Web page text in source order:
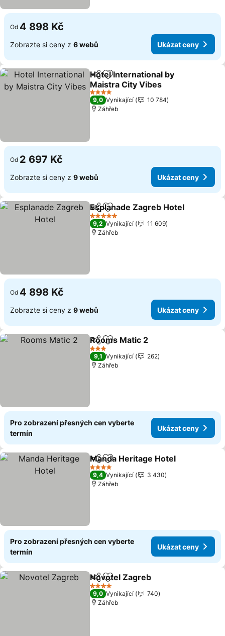
Od 4 898 Kč
Zobrazte si ceny z 6 webů Ukázat ceny
SdíletPřidat na seznam oblíbených
Hotel International by
Maistra City Vibes
Ukázat ceny
4 Počet hvězdiček
9,0 Vynikající
10 784
Záhřeb
Od 2 697 Kč
Zobrazte si ceny z 9 webů Ukázat ceny
SdíletPřidat na seznam oblíbených
Esplanade Zagreb Hotel
5 Počet hvězdiček
9,2 Vynikající
11 609
Záhřeb
Od 4 898 Kč
Zobrazte si ceny z 9 webů Ukázat ceny
SdíletPřidat na seznam oblíbených
Rooms Matic 2
3 Počet hvězdiček
9,1 Vynikající
262
Záhřeb
Pro zobrazení přesných cen vyberte
termín
Ukázat ceny
SdíletPřidat na seznam oblíbených
Manda Heritage Hotel
4 Počet hvězdiček
9,4 Vynikající
3 430
Záhřeb
Pro zobrazení přesných cen vyberte
termín
Ukázat ceny
SdíletPřidat na seznam oblíbených
Novotel Zagreb
4 Počet hvězdiček
9,0 Vynikající
740
Záhřeb